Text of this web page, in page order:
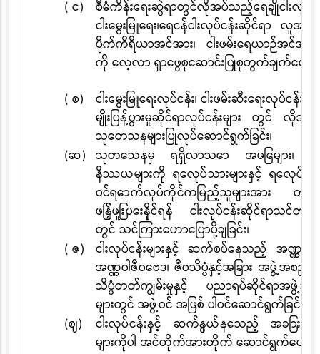
( င)
စီမံကိန်းရေးဆွဲရာတွင်လိုအပ်သည့်ရေချိုငါးလုပ်င
ငါးမွေးမြူရေး၊ရေငန်ငါးလုပ်ငန်းဆိုင်ရာ လူအင်အ
ပိုက်ကိရိယာအင်အား၊ ငါးဖမ်းရေယာဉ်အင်အားမ
ကို လေ့လာ ရှာဖွေစုဆောင်းပြုစုတွက်ချက်ပေးခြ
( စ)
ငါးမွေးမြူရေးလုပ်ငန်း၊ ငါးဖမ်းဆီးရေးလုပ်ငန်းနှင့်
မျိုးပြန့်ပွားမှုဆိုင်ရာလုပ်ငန်းများ တွင် လိုအ
သုတေသနများပြုလုပ်ဆောင်ရွက်ခြင်း၊
(ဆ) သုတေသနမှ ရရှိလာသော အဖြေများ၊
နိဿယများကို ရေလုပ်သားများနှင့် ရေလုပ်င
ဝင်ရောက်လုပ်ကိုင်ကြမည့်သူများအား တ
ဖြန့်ဖြူးပေးနိုင်ရန် ငါးလုပ်ငန်းဆိုင်ရာသင်တန်းမ
တွင် သင်ကြားဟောပြောပို့ချခြင်း၊
( ဇ)
ငါးလုပ်ငန်းများနှင့် ဆက်စပ်နေသည့် အဏ္ဏဝါဗ
အဏ္ဏဝါဇီဝဗေဒ၊ ဇီဝသိပ္ပံနှင့်အခြား အဖွဲ့အစည်းမျ
သိပ္ပံတတ်ကျွမ်းမှုနှင့် ပညာရပ်ဆိုင်ရာအဖွဲ့အ
များတွင် အဖွဲ့ဝင် အဖြစ် ပါဝင်ဆောင်ရွက်ခြင်း၊
(ဈ)
ငါးလုပ်ငန်းနှင့် ဆက်နွယ်နေသည့် အခြားတ
များကိုပါ အင်တိုက်အားတိုက် ဆောင်ရွက်ပေးခြ